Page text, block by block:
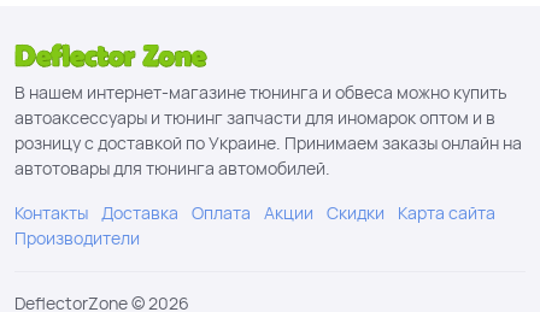
В нашем интернет-магазине тюнинга и обвеса можно купить
автоаксессуары и тюнинг запчасти для иномарок оптом и в
розницу с доставкой по Украине. Принимаем заказы онлайн на
автотовары для тюнинга автомобилей.
Контакты Доставка Оплата Акции Скидки
Карта сайта
Производители
DeflectorZone © 2026